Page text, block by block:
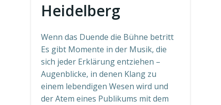
Heidelberg
Wenn das Duende die Bühne betritt
Es gibt Momente in der Musik, die
sich jeder Erklärung entziehen –
Augenblicke, in denen Klang zu
einem lebendigen Wesen wird und
der Atem eines Publikums mit dem